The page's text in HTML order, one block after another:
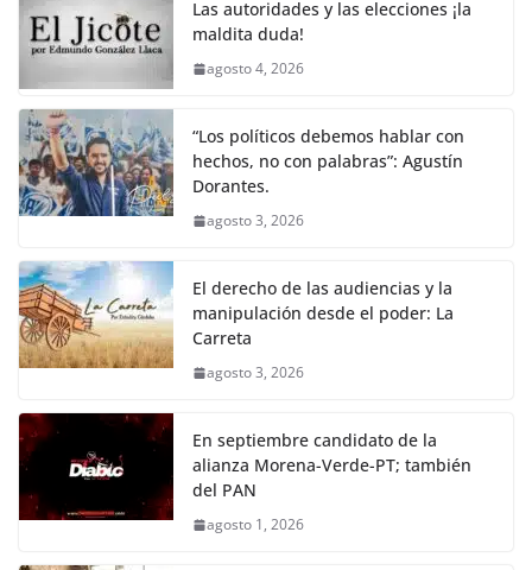
Las autoridades y las elecciones ¡la
maldita duda!
agosto 4, 2026
“Los políticos debemos hablar con
hechos, no con palabras”: Agustín
Dorantes.
agosto 3, 2026
El derecho de las audiencias y la
manipulación desde el poder: La
Carreta
agosto 3, 2026
En septiembre candidato de la
alianza Morena-Verde-PT; también
del PAN
agosto 1, 2026